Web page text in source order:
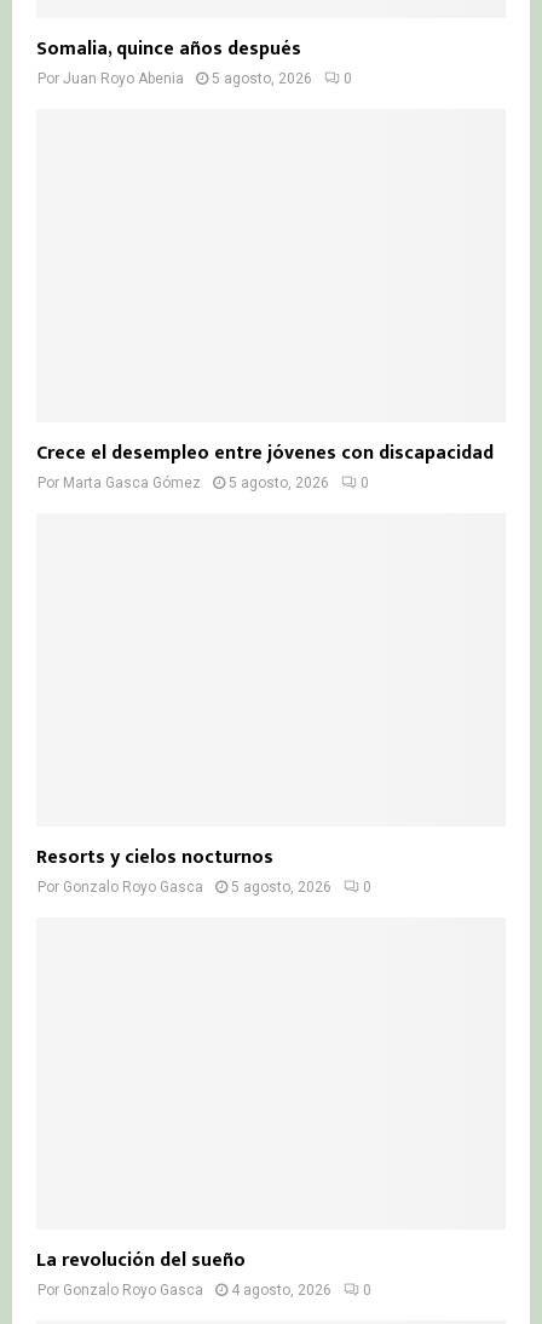
Somalia, quince años después
Por Juan Royo Abenia 5 agosto, 2026 0
Crece el desempleo entre jóvenes con discapacidad
Por Marta Gasca Gómez 5 agosto, 2026 0
Resorts y cielos nocturnos
Por Gonzalo Royo Gasca 5 agosto, 2026 0
La revolución del sueño
Por Gonzalo Royo Gasca 4 agosto, 2026 0